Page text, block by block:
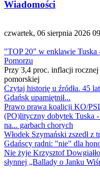
Wiadomości
czwartek, 06 sierpnia 2026
"TOP 20" w enklawie
Pomorzu
Przy 3,4 proc. inflacji
pomorskiej
Czytaj historię u źródła. 45
Gdańsk upamiętnił...
Prawo prawa koalicji KO/
(PO)lityczny dobytek Tuska
na... garbach chorych
Włodek Szymański zszedł z
Gdańscy radni: "nie" dla
Nie żyje Krzysztof
słynnej „Ballady o Janku